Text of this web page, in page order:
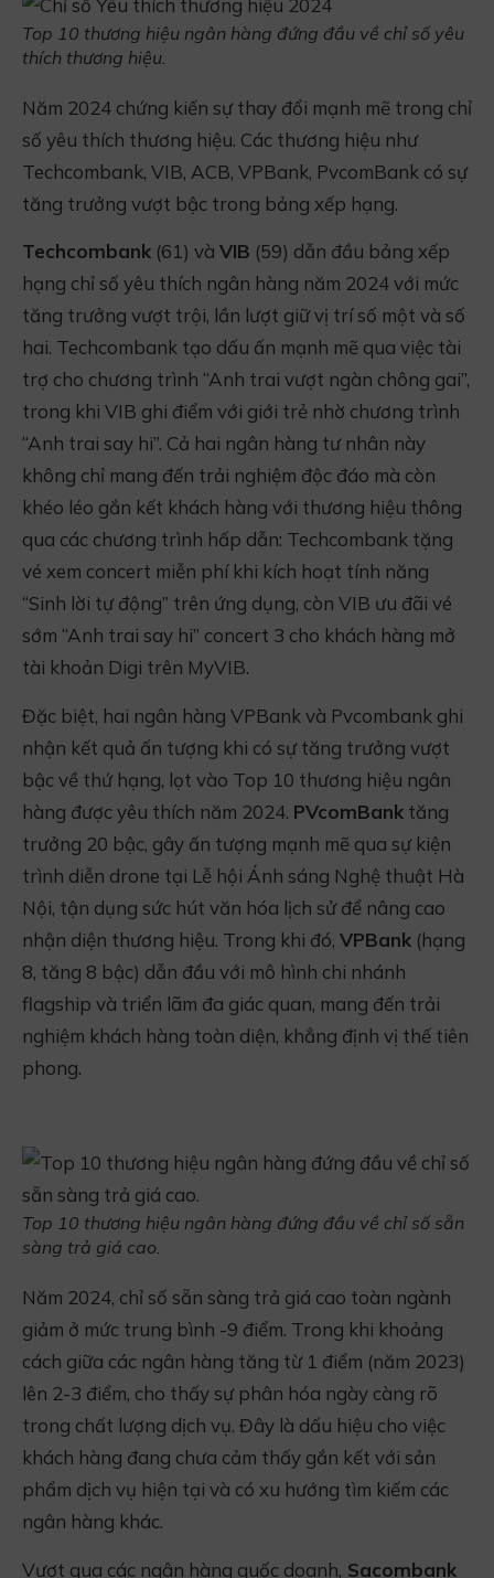
Top 10 thương hiệu ngân hàng đứng đầu về chỉ số yêu
thích thương hiệu.
Năm 2024 chứng kiến sự thay đổi mạnh mẽ trong chỉ
số yêu thích thương hiệu. Các thương hiệu như
Techcombank, VIB, ACB, VPBank, PvcomBank có sự
tăng trưởng vượt bậc trong bảng xếp hạng.
Techcombank (61) và VIB (59) dẫn đầu bảng xếp
hạng chỉ số yêu thích ngân hàng năm 2024 với mức
tăng trưởng vượt trội, lần lượt giữ vị trí số một và số
hai. Techcombank tạo dấu ấn mạnh mẽ qua việc tài
trợ cho chương trình “Anh trai vượt ngàn chông gai”,
trong khi VIB ghi điểm với giới trẻ nhờ chương trình
“Anh trai say hi”. Cả hai ngân hàng tư nhân này
không chỉ mang đến trải nghiệm độc đáo mà còn
khéo léo gắn kết khách hàng với thương hiệu thông
qua các chương trình hấp dẫn: Techcombank tặng
vé xem concert miễn phí khi kích hoạt tính năng
“Sinh lời tự động” trên ứng dụng, còn VIB ưu đãi vé
sớm “Anh trai say hi” concert 3 cho khách hàng mở
tài khoản Digi trên MyVIB.
Đặc biệt, hai ngân hàng VPBank và Pvcombank ghi
nhận kết quả ấn tượng khi có sự tăng trưởng vượt
bậc về thứ hạng, lọt vào Top 10 thương hiệu ngân
hàng được yêu thích năm 2024. PVcomBank tăng
trưởng 20 bậc, gây ấn tượng mạnh mẽ qua sự kiện
trình diễn drone tại Lễ hội Ánh sáng Nghệ thuật Hà
Nội, tận dụng sức hút văn hóa lịch sử để nâng cao
nhận diện thương hiệu. Trong khi đó, VPBank (hạng
8, tăng 8 bậc) dẫn đầu với mô hình chi nhánh
flagship và triển lãm đa giác quan, mang đến trải
nghiệm khách hàng toàn diện, khẳng định vị thế tiên
phong.
Top 10 thương hiệu ngân hàng đứng đầu về chỉ số sẵn
sàng trả giá cao.
Năm 2024, chỉ số sẵn sàng trả giá cao toàn ngành
giảm ở mức trung bình -9 điểm. Trong khi khoảng
cách giữa các ngân hàng tăng từ 1 điểm (năm 2023)
lên 2-3 điểm, cho thấy sự phân hóa ngày càng rõ
trong chất lượng dịch vụ. Đây là dấu hiệu cho việc
khách hàng đang chưa cảm thấy gắn kết với sản
phẩm dịch vụ hiện tại và có xu hướng tìm kiếm các
ngân hàng khác.
Vượt qua các ngân hàng quốc doanh, Sacombank